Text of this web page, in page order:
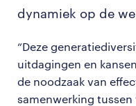
dynamiek op de
“Deze
uitdagingen en
de noodzaak van
samenwerking